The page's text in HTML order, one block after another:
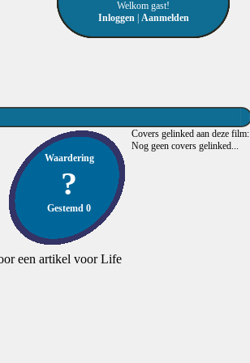
Waardering
?
Gestemd 0
een artikel voor Life
Covers gelinked aan deze film:
Nog geen covers gelinked...
Welkom gast!
Inloggen| Aanmelden